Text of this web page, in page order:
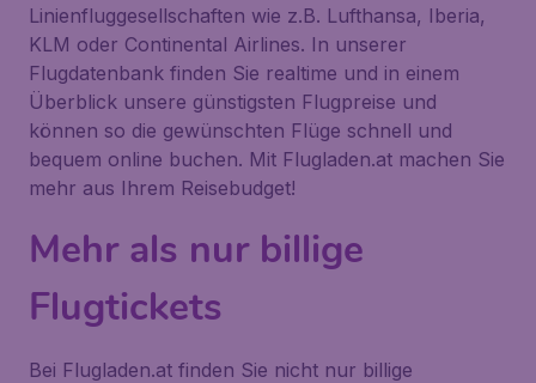
Linienfluggesellschaften wie z.B. Lufthansa, Iberia,
KLM oder Continental Airlines. In unserer
Flugdatenbank finden Sie realtime und in einem
Überblick unsere günstigsten Flugpreise und
können so die gewünschten Flüge schnell und
bequem online buchen. Mit Flugladen.at machen Sie
mehr aus Ihrem Reisebudget!
Mehr als nur billige
Flugtickets
Bei Flugladen.at finden Sie nicht nur billige